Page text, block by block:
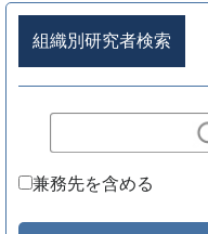
組織別研究者検索
兼務先を含める